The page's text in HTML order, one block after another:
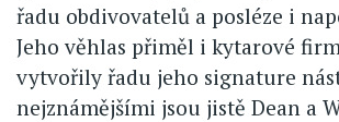
řadu obdivovatelů a posléze i
Jeho věhlas přiměl i kytarové
vytvořily řadu jeho signature
nejznámějšími jsou jistě Dean a